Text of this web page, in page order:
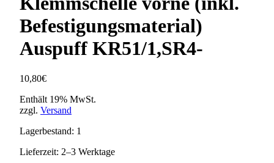
Befestigungsmaterial)
Auspuff KR51/1,SR4-
10,80€
Enthält 19% MwSt.
zzgl. Versand
Lagerbestand: 1
Lieferzeit: 2–3 Werktage